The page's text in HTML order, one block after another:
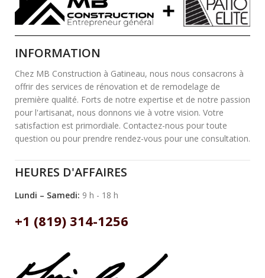
INFORMATION
Chez MB Construction à Gatineau, nous nous consacrons à
offrir des services de rénovation et de remodelage de
première qualité. Forts de notre expertise et de notre passion
pour l'artisanat, nous donnons vie à votre vision. Votre
satisfaction est primordiale. Contactez-nous pour toute
question ou pour prendre rendez-vous pour une consultation.
HEURES D'AFFAIRES
Lundi – Samedi: 9 h - 18 h
+1 (819) 314-1256